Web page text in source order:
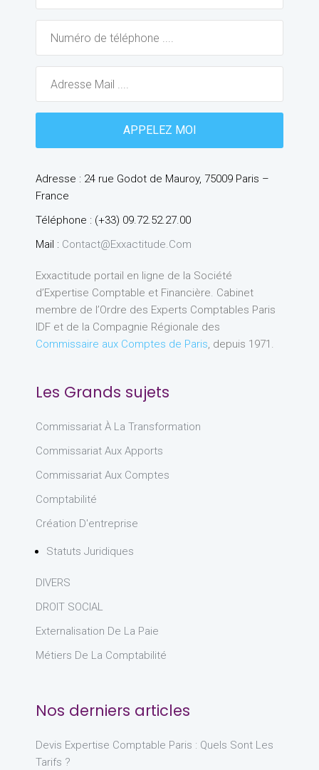
Adresse : 24 rue Godot de Mauroy, 75009 Paris –
France
Téléphone : (+33) 09.72.52.27.00
Mail : Contact@exxactitude.com
Exxactitude portail en ligne de la Société
d’Expertise Comptable et Financière. Cabinet
membre de l’Ordre des Experts Comptables Paris
IDF et de la Compagnie Régionale des
Commissaire aux Comptes de Paris, depuis 1971.
Les Grands sujets
Commissariat À La Transformation
Commissariat Aux Apports
Commissariat Aux Comptes
Comptabilité
Création D'entreprise
Statuts Juridiques
DIVERS
DROIT SOCIAL
Externalisation De La Paie
Métiers De La Comptabilité
Nos derniers articles
Devis Expertise Comptable Paris : Quels Sont Les
Tarifs ?